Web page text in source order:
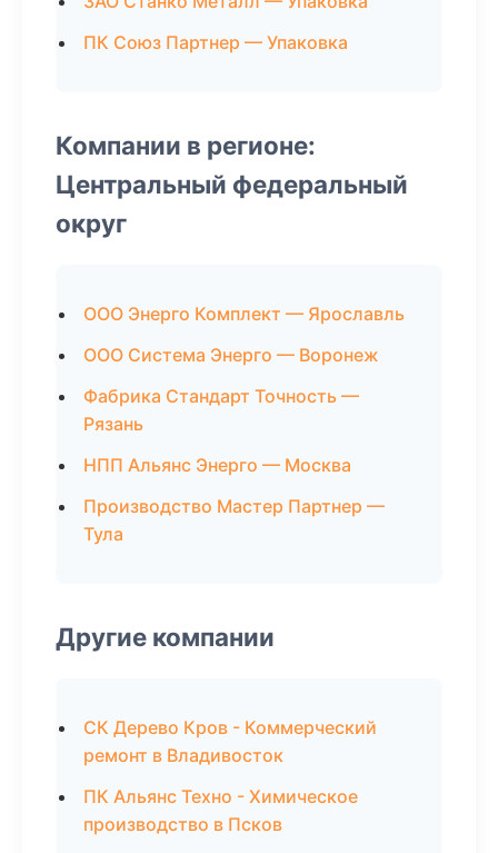
ПК Союз Партнер — Упаковка
Компании в регионе:
Центральный федеральный
округ
ООО Энерго Комплект — Ярославль
ООО Система Энерго — Воронеж
Фабрика Стандарт Точность —
Рязань
НПП Альянс Энерго — Москва
Производство Мастер Партнер —
Тула
Другие компании
СК Дерево Кров - Коммерческий
ремонт в Владивосток
ПК Альянс Техно - Химическое
производство в Псков